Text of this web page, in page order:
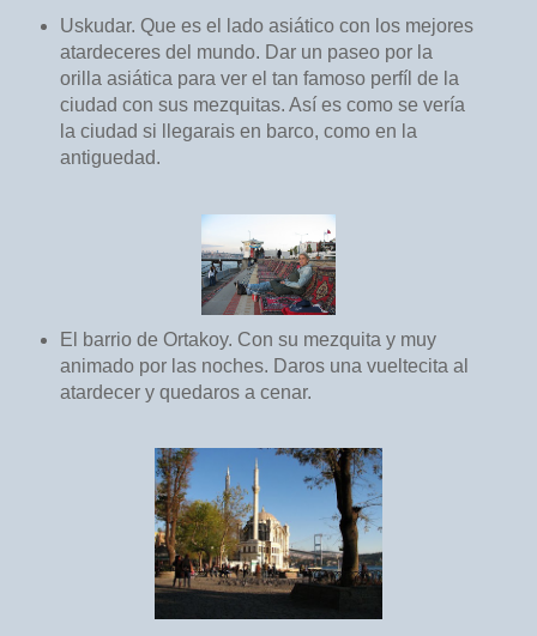
Uskudar. Que es el lado asiático con los mejores
atardeceres del mundo. Dar un paseo por la
orilla asiática para ver el tan famoso perfíl de la
ciudad con sus mezquitas. Así es como se vería
la ciudad si llegarais en barco, como en la
antiguedad.
El barrio de Ortakoy. Con su mezquita y muy
animado por las noches. Daros una vueltecita al
atardecer y quedaros a cenar.